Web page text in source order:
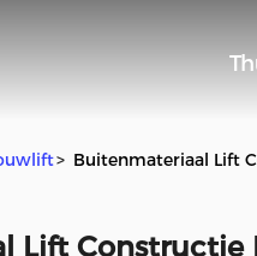
> Buitenmateriaal Lift
Lift Constructie